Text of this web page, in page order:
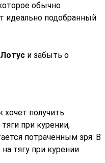
обычно
идеально подобранный
и забыть о
хочет получить
при курении,
потраченным зря. В
тягу при курении